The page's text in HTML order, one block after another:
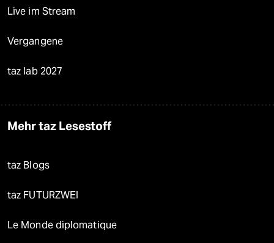
Live im Stream
Vergangene
taz lab 2027
Mehr taz Lesestoff
taz Blogs
taz FUTURZWEI
Le Monde diplomatique